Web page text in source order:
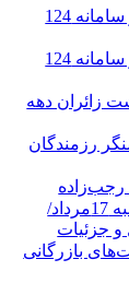
ثبت قیمت کالا و خدمات در سامانه 124
ثبت قیمت کالا و خدمات در سامانه 124
زائران دهه
رزمندگان
رجب‌زاده
قیمت طلا و سکه امروز شنبه 17مرداد/
جزئیات
بازرگانی